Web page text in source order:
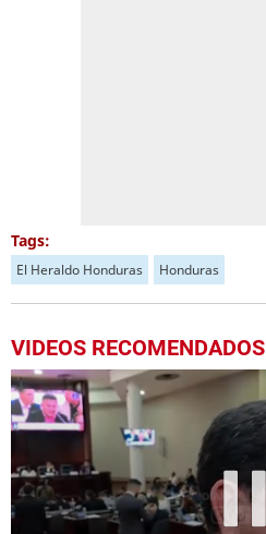
Tags:
El Heraldo Honduras Honduras
VIDEOS RECOMENDADOS